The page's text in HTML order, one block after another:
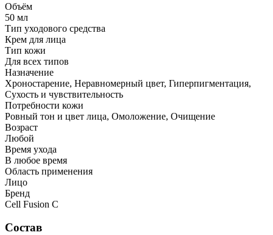
Объём
50 мл
Тип уходового средства
Крем для лица
Тип кожи
Для всех типов
Назначение
Хроностарение, Неравномерный цвет, Гиперпигментация,
Сухость и чувствительность
Потребности кожи
Ровный тон и цвет лица, Омоложение, Очищение
Возраст
Любой
Время ухода
В любое время
Область применения
Лицо
Бренд
Cell Fusion C
Состав